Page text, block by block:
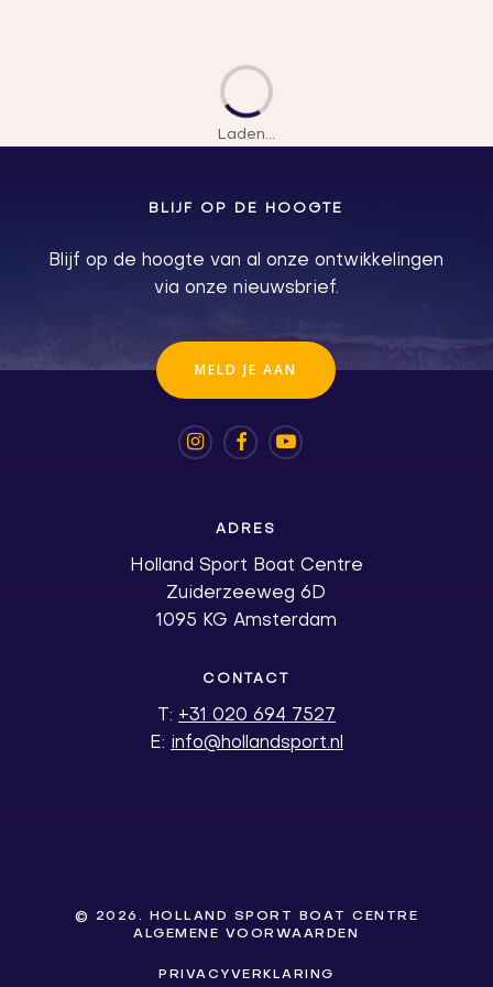
SOORT
-
m
BLIJF OP DE HOOGTE
Blijf op de hoogte van al onze ontwikkelingen
via onze nieuwsbrief.
MELD JE AAN
ADRES
Holland Sport Boat Centre
Zuiderzeeweg 6D
1095 KG Amsterdam
CONTACT
T: +31 020 694 7527
E: info@hollandsport.nl
© 2026 . HOLLAND SPORT BOAT CENTRE
ALGEMENE VOORWAARDEN
PRIVACYVERKLARING